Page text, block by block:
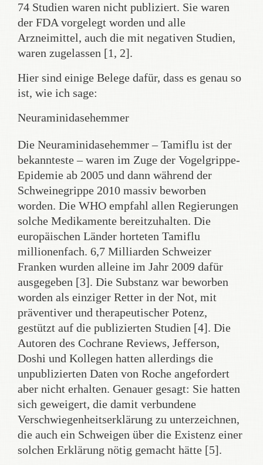
74 Studien waren nicht publiziert. Sie waren
der FDA vorgelegt worden und alle
Arzneimittel, auch die mit negativen Studien,
waren zugelassen [1, 2].
Hier sind einige Belege dafür, dass es genau so
ist, wie ich sage:
Neuraminidasehemmer
Die Neuraminidasehemmer – Tamiflu ist der
bekannteste – waren im Zuge der Vogelgrippe-
Epidemie ab 2005 und dann während der
Schweinegrippe 2010 massiv beworben
worden. Die WHO empfahl allen Regierungen
solche Medikamente bereitzuhalten. Die
europäischen Länder horteten Tamiflu
millionenfach. 6,7 Milliarden Schweizer
Franken wurden alleine im Jahr 2009 dafür
ausgegeben [3]. Die Substanz war beworben
worden als einziger Retter in der Not, mit
präventiver und therapeutischer Potenz,
gestützt auf die publizierten Studien [4]. Die
Autoren des Cochrane Reviews, Jefferson,
Doshi und Kollegen hatten allerdings die
unpublizierten Daten von Roche angefordert
aber nicht erhalten. Genauer gesagt: Sie hatten
sich geweigert, die damit verbundene
Verschwiegenheitserklärung zu unterzeichnen,
die auch ein Schweigen über die Existenz einer
solchen Erklärung nötig gemacht hätte [5].